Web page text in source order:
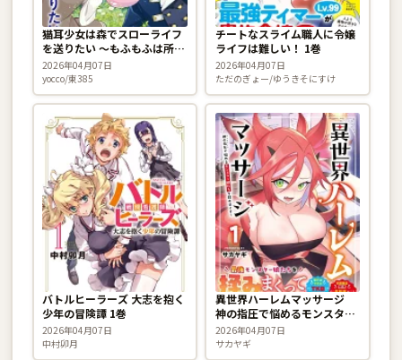
猫耳少女は森でスローライフ
を送りたい 〜もふもふは所望
しましたが、聖女とか王子様
とかは注文外です〜 4巻
2026年04月07日
yocco/東385
チートなスライム職人に令嬢
ライフは難しい！ 1巻
2026年04月07日
ただのぎょー/ゆうきそにすけ
バトルヒーラーズ 大志を抱く
少年の冒険譚 1巻
2026年04月07日
中村卯月
異世界ハーレムマッサージ
神の指圧で悩めるモンスター
娘たちを揉みほぐす！ 1巻
2026年04月07日
サカヤギ